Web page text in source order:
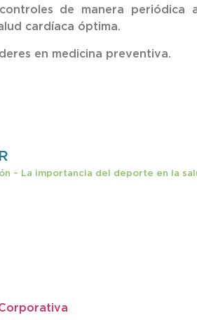
de manera
cardíaca óptima.
en medicina preventiva.
– La importancia del deporte en la